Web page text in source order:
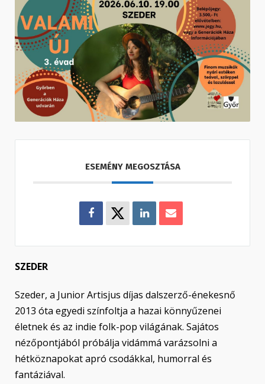
SZEDER
Szeder, a Junior Artisjus díjas dalszerző-énekesnő
2013 óta egyedi színfoltja a hazai könnyűzenei
életnek és az indie folk-pop világának. Sajátos
nézőpontjából próbálja vidámmá varázsolni a
hétköznapokat apró csodákkal, humorral és
fantáziával.
ESEMÉNY MEGOSZTÁSA